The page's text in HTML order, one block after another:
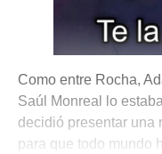
Como entre Rocha,
Saúl Monreal lo
decidió presentar una
para que todo mundo